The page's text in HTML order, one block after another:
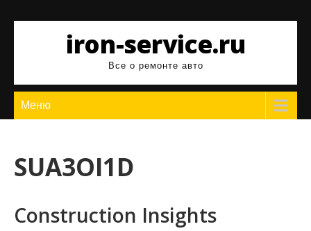
содержимомуiron-service.ru
Все о ремонте авто
Меню
SUA3OI1D
Construction Insights